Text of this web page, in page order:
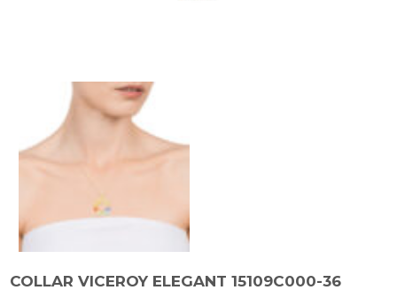
COLLAR VICEROY ELEGANT 15109C000-36